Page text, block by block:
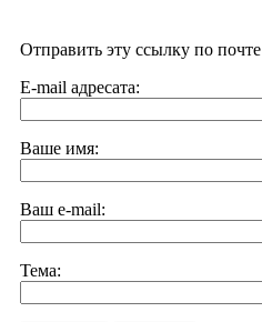
Отправить эту ссылку по почте
E-mail адресата:
Ваше имя:
Ваш e-mail:
Тема: